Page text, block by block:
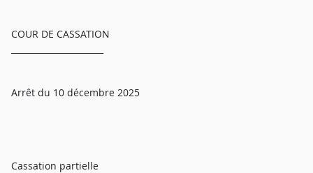
COUR DE CASSATION
Arrêt du 10 décembre 2025
Cassation partielle